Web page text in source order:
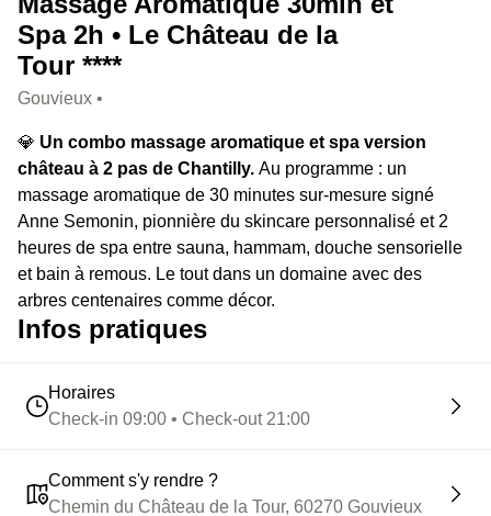
Spa 2h • Le Château de la
Tour ****
Gouvieux •
💎 Un combo massage aromatique et spa version
château à 2 pas de Chantilly. Au programme : un
massage aromatique de 30 minutes sur-mesure signé
Anne Semonin, pionnière du skincare personnalisé et 2
heures de spa entre sauna, hammam, douche sensorielle
et bain à remous. Le tout dans un domaine avec des
arbres centenaires comme décor.
Infos pratiques
Horaires
Check-in 09:00 • Check-out 21:00
Comment s'y rendre ?
Chemin du Château de la Tour, 60270 Gouvieux